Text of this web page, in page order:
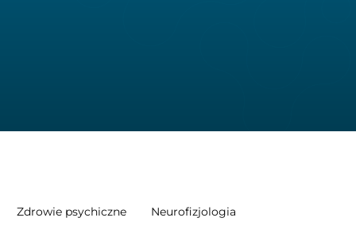
Zdrowie psychiczne Neurofizjologia